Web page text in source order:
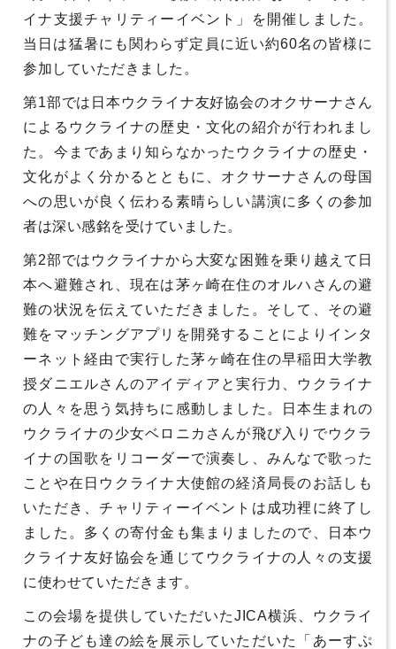
イナ支援チャリティーイベント」を開催しました。
当日は猛暑にも関わらず定員に近い約60名の皆様に
参加していただきました。
第1部では日本ウクライナ友好協会のオクサーナさん
によるウクライナの歴史・文化の紹介が行われまし
た。今まであまり知らなかったウクライナの歴史・
文化がよく分かるとともに、オクサーナさんの母国
への思いが良く伝わる素晴らしい講演に多くの参加
者は深い感銘を受けていました。
第2部ではウクライナから大変な困難を乗り越えて日
本へ避難され、現在は茅ヶ崎在住のオルハさんの避
難の状況を伝えていただきました。そして、その避
難をマッチングアプリを開発することによりインタ
ーネット経由で実行した茅ヶ崎在住の早稲田大学教
授ダニエルさんのアイディアと実行力、ウクライナ
の人々を思う気持ちに感動しました。日本生まれの
ウクライナの少女ベロニカさんが飛び入りでウクラ
イナの国歌をリコーダーで演奏し、みんなで歌った
ことや在日ウクライナ大使館の経済局長のお話しも
いただき、チャリティーイベントは成功裡に終了し
ました。多くの寄付金も集まりましたので、日本ウ
クライナ友好協会を通じてウクライナの人々の支援
に使わせていただきます。
この会場を提供していただいたJICA横浜、ウクライ
ナの子ども達の絵を展示していただいた「あーすぷ